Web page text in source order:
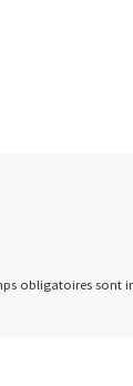
obligatoires sont